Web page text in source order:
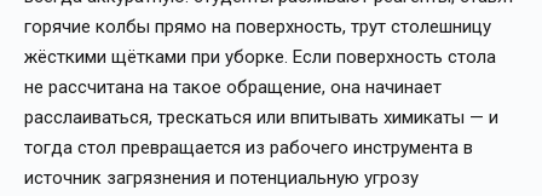
горячие колбы прямо на поверхность, трут столешницу
жёсткими щётками при уборке. Если поверхность стола
не рассчитана на такое обращение, она начинает
расслаиваться, трескаться или впитывать химикаты — и
тогда стол превращается из рабочего инструмента в
источник загрязнения и потенциальную угрозу